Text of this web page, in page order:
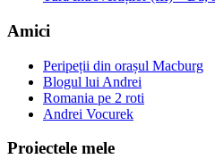
Amici
Peripeții din orașul Macburg
Blogul lui Andrei
Romania pe 2 roti
Andrei Vocurek
Proiectele mele